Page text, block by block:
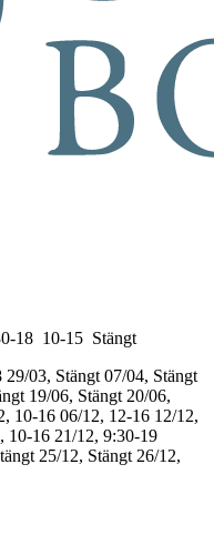
18 10-15 Stängt
29/03, Stängt 07/04, Stängt
19/06, Stängt 20/06,
10-16 06/12, 12-16 12/12,
10-16 21/12, 9:30-19
25/12, Stängt 26/12,